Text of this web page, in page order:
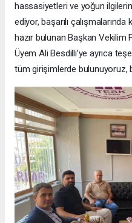
hassasiyetleri ve yoğun
ediyor, başarılı
hazır bulunan Başkan Vekilim
Üyem Ali Besdilli’ye ayrıca
tüm girişimlerde bulunuyoruz,